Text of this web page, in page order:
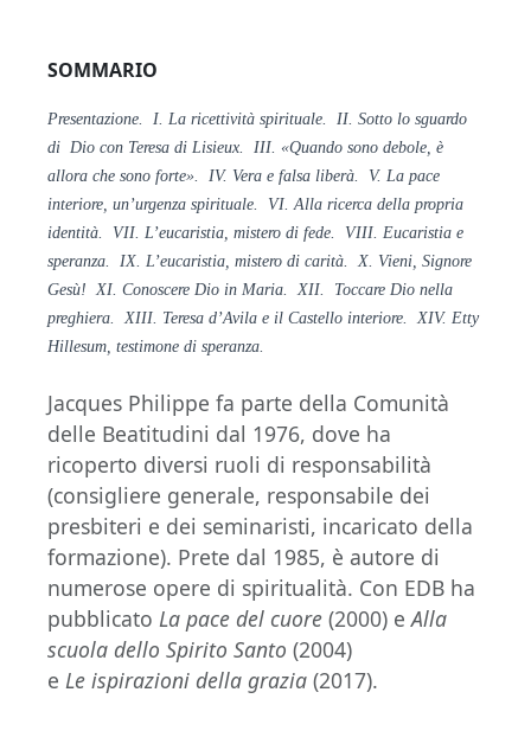
SOMMARIO
Presentazione. I. La ricettività spirituale. II. Sotto lo sguardo
di Dio con Teresa di Lisieux. III. «Quando sono debole, è
allora che sono forte». IV. Vera e falsa liberà. V. La pace
interiore, un’urgenza spirituale. VI. Alla ricerca della propria
identità. VII. L’eucaristia, mistero di fede. VIII. Eucaristia e
speranza. IX. L’eucaristia, mistero di carità. X. Vieni, Signore
Gesù! XI. Conoscere Dio in Maria. XII. Toccare Dio nella
preghiera. XIII. Teresa d’Avila e il Castello interiore. XIV. Etty
Hillesum, testimone di speranza.
Jacques Philippe fa parte della Comunità
delle Beatitudini dal 1976, dove ha
ricoperto diversi ruoli di responsabilità
(consigliere generale, responsabile dei
presbiteri e dei seminaristi, incaricato della
formazione). Prete dal 1985, è autore di
numerose opere di spiritualità. Con EDB ha
pubblicato La pace del cuore (2000) eAlla
scuola dello Spirito Santo (2004)
e Le ispirazioni della grazia (2017).